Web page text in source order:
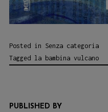
Posted in Senza categoria
Tagged la bambina vulcano
PUBLISHED BY